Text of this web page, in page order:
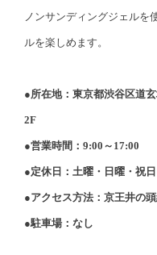
ノンサンディングジェルを
ルを楽しめます。
●所在地：東京都渋谷区道
2F
●営業時間：9:00～17:00
●定休日：土曜・日曜・祝日
●アクセス方法：京王井の
●駐車場：なし